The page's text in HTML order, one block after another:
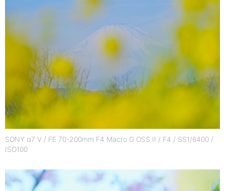
SONY α7 V / FE 70-200mm F4 Macro G OSS II / F4 / SS1/6400 /
ISO100